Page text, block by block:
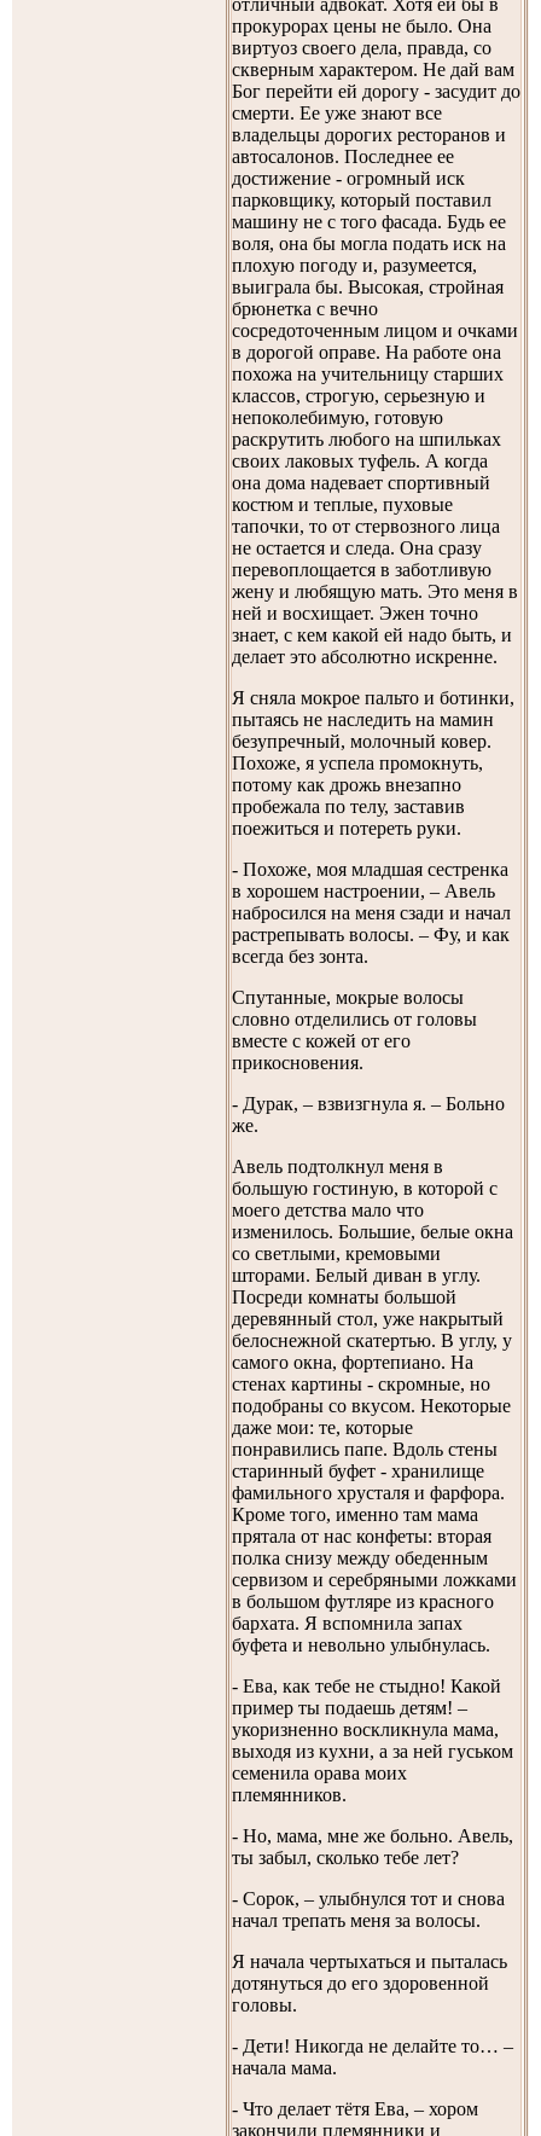
отличный адвокат. Хотя ей бы в
прокурорах цены не было. Она
виртуоз своего дела, правда, со
скверным характером. Не дай вам
Бог перейти ей дорогу - засудит до
смерти. Ее уже знают все
владельцы дорогих ресторанов и
автосалонов. Последнее ее
достижение - огромный иск
парковщику, который поставил
машину не с того фасада. Будь ее
воля, она бы могла подать иск на
плохую погоду и, разумеется,
выиграла бы. Высокая, стройная
брюнетка с вечно
сосредоточенным лицом и очками
в дорогой оправе. На работе она
похожа на учительницу старших
классов, строгую, серьезную и
непоколебимую, готовую
раскрутить любого на шпильках
своих лаковых туфель. А когда
она дома надевает спортивный
костюм и теплые, пуховые
тапочки, то от стервозного лица
не остается и следа. Она сразу
перевоплощается в заботливую
жену и любящую мать. Это меня в
ней и восхищает. Эжен точно
знает, с кем какой ей надо быть, и
делает это абсолютно искренне.
Я сняла мокрое пальто и ботинки,
пытаясь не наследить на мамин
безупречный, молочный ковер.
Похоже, я успела промокнуть,
потому как дрожь внезапно
пробежала по телу, заставив
поежиться и потереть руки.
- Похоже, моя младшая сестренка
в хорошем настроении, – Авель
набросился на меня сзади и начал
растрепывать волосы. – Фу, и как
всегда без зонта.
Спутанные, мокрые волосы
словно отделились от головы
вместе с кожей от его
прикосновения.
- Дурак, – взвизгнула я. – Больно
же.
Авель подтолкнул меня в
большую гостиную, в которой с
моего детства мало что
изменилось. Большие, белые окна
со светлыми, кремовыми
шторами. Белый диван в углу.
Посреди комнаты большой
деревянный стол, уже накрытый
белоснежной скатертью. В углу, у
самого окна, фортепиано. На
стенах картины - скромные, но
подобраны со вкусом. Некоторые
даже мои: те, которые
понравились папе. Вдоль стены
старинный буфет - хранилище
фамильного хрусталя и фарфора.
Кроме того, именно там мама
прятала от нас конфеты: вторая
полка снизу между обеденным
сервизом и серебряными ложками
в большом футляре из красного
бархата. Я вспомнила запах
буфета и невольно улыбнулась.
- Ева, как тебе не стыдно! Какой
пример ты подаешь детям! –
укоризненно воскликнула мама,
выходя из кухни, а за ней гуськом
семенила орава моих
племянников.
- Но, мама, мне же больно. Авель,
ты забыл, сколько тебе лет?
- Сорок, – улыбнулся тот и снова
начал трепать меня за волосы.
Я начала чертыхаться и пыталась
дотянуться до его здоровенной
головы.
- Дети! Никогда не делайте то… –
начала мама.
- Что делает тётя Ева, – хором
закончили племянники и